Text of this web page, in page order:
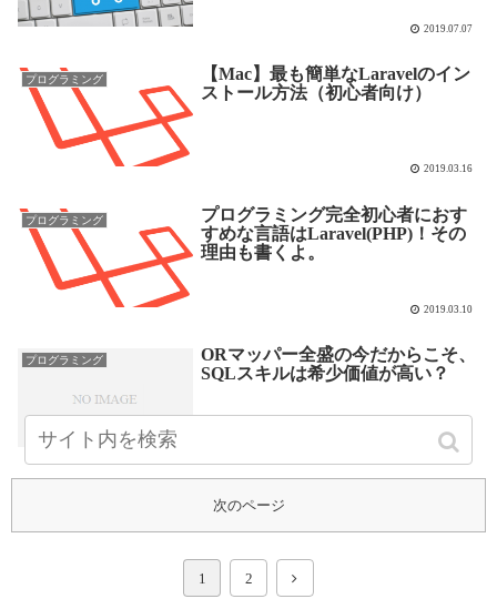
2019.07.07
プログラミング
【Mac】最も簡単なLaravelのイン
ストール方法（初心者向け）
2019.03.16
プログラミング
プログラミング完全初心者におす
すめな言語はLaravel(PHP)！その
理由も書くよ。
2019.03.10
プログラミング
ORマッパー全盛の今だからこそ、
SQLスキルは希少価値が高い？
2019.02.16
次のページ
1 2